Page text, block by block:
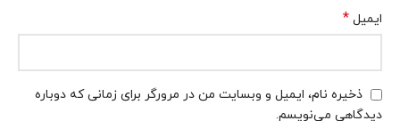
ایمیل *
ذخیره نام، ایمیل و وبسایت من در مرورگر برای زمانی که دوباره
دیدگاهی می‌نویسم.